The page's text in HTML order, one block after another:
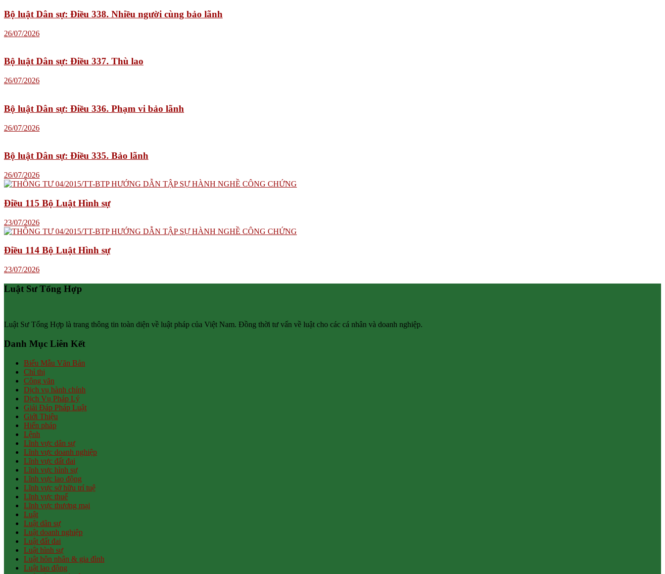
Bộ luật Dân sự: Điều 338. Nhiều người cùng bảo lãnh
26/07/2026
Bộ luật Dân sự: Điều 337. Thù lao
26/07/2026
Bộ luật Dân sự: Điều 336. Phạm vi bảo lãnh
26/07/2026
Bộ luật Dân sự: Điều 335. Bảo lãnh
26/07/2026
Điều 115 Bộ Luật Hình sự
23/07/2026
Điều 114 Bộ Luật Hình sự
23/07/2026
Luật Sư Tổng Hợp
Luật Sư Tổng Hợp là trang thông tin toàn diện về luật pháp của Việt Nam. Đồng thời tư vấn về luật cho các cá nhân và doanh nghiệp.
Danh Mục Liên Kết
Biểu Mẫu Văn Bản
Chỉ thị
Công văn
Dịch vụ hành chính
Dịch Vụ Pháp Lý
Giải Đáp Pháp Luật
Giới Thiệu
Hiến pháp
Lệnh
Lĩnh vực dân sự
Lĩnh vực doanh nghiệp
Lĩnh vực đất đai
Lĩnh vực hình sự
Lĩnh vực lao động
Lĩnh vực sở hữu trí tuệ
Lĩnh vực thuế
Lĩnh vực thương mại
Luật
Luật dân sự
Luật doanh nghiệp
Luật đất đai
Luật hình sự
Luật hôn nhân & gia đình
Luật lao động